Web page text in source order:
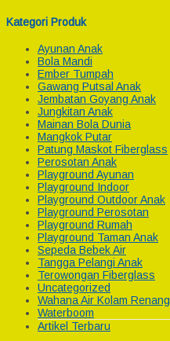
Kategori Produk
Ayunan Anak
Bola Mandi
Ember Tumpah
Gawang Putsal Anak
Jembatan Goyang Anak
Jungkitan Anak
Mainan Bola Dunia
Mangkok Putar
Patung Maskot Fiberglass
Perosotan Anak
Playground Ayunan
Playground Indoor
Playground Outdoor Anak
Playground Perosotan
Playground Rumah
Playground Taman Anak
Sepeda Bebek Air
Tangga Pelangi Anak
Terowongan Fiberglass
Uncategorized
Wahana Air Kolam Renang
Waterboom
Artikel Terbaru